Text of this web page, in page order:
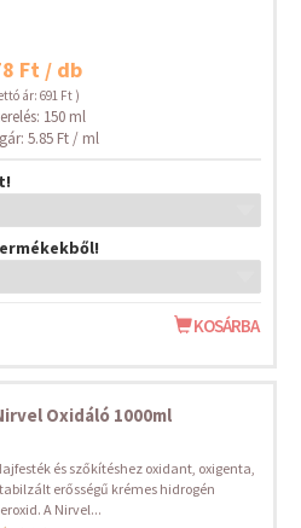
Ft / db
ár: 691 Ft )
150 ml
5.85 Ft / ml
KOSÁRBA
Oxidáló 1000ml
és szőkítéshez oxidant, oxigenta,
erősségű krémes hidrogén
A Nirvel...